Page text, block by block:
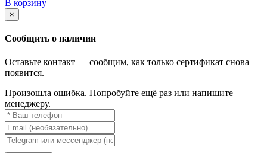
В корзину
×
Сообщить о наличии
Оставьте контакт — сообщим, как только сертификат снова
появится.
Произошла ошибка. Попробуйте ещё раз или напишите
менеджеру.